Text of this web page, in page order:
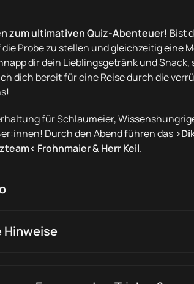
zum ultimativen Quiz-Abenteuer! Bist
Probe zu stellen und gleichzeitig eine
dir dein Lieblingsgetränk und Snack,
dich bereit für eine Reise durch die
für Schlaumeier,
Durch den Abend führen das
Frohnmaier & Herr Keil.
Hinweise